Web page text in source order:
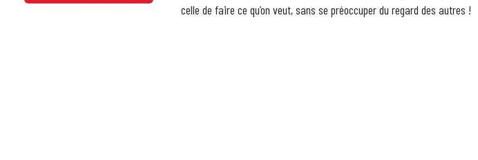
celle de faire ce qu’on veut, sans se préoccuper du regard des autres !